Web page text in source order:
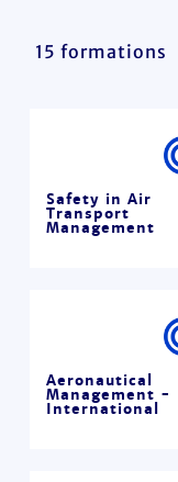
15 formations
Safety in Air
Transport
Management
Aeronautical
Management -
International